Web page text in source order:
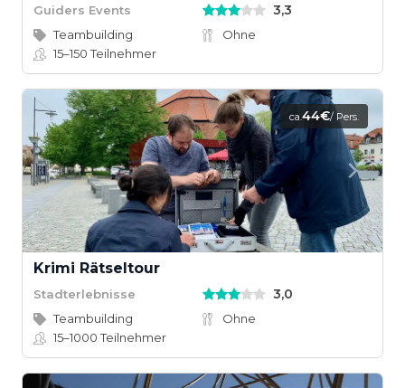
Guiders Events 3,3
Teambuilding
Ohne
15–150Teilnehmer
ca.44€/ Pers.
Krimi Rätseltour
Stadterlebnisse 3,0
Teambuilding
Ohne
15–1000Teilnehmer